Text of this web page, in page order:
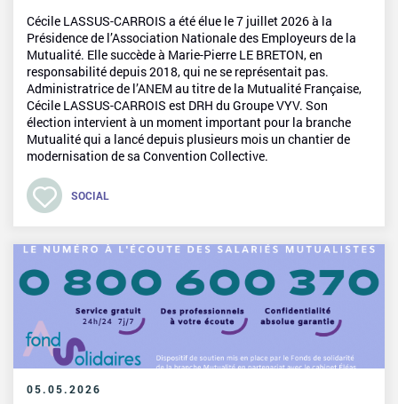
Cécile LASSUS-CARROIS a été élue le 7 juillet 2026 à la
Présidence de l’Association Nationale des Employeurs de la
Mutualité. Elle succède à Marie-Pierre LE BRETON, en
responsabilité depuis 2018, qui ne se représentait pas.
Administratrice de l’ANEM au titre de la Mutualité Française,
Cécile LASSUS-CARROIS est DRH du Groupe VYV. Son
élection intervient à un moment important pour la branche
Mutualité qui a lancé depuis plusieurs mois un chantier de
modernisation de sa Convention Collective.
SOCIAL
05.05.2026